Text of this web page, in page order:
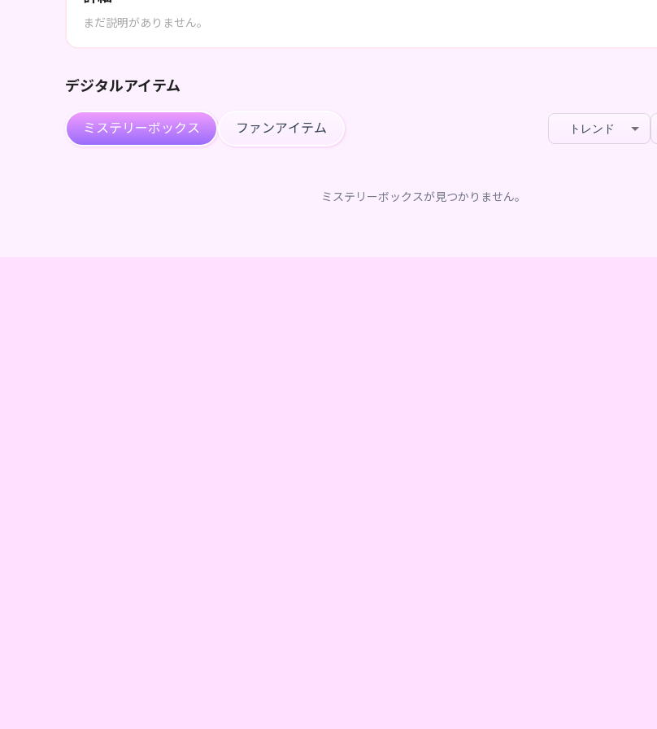
まだ説明がありません。
デジタルアイテム
ミステリーボックス ファンアイテム トレンド
ミステリーボックスが見つかりません。